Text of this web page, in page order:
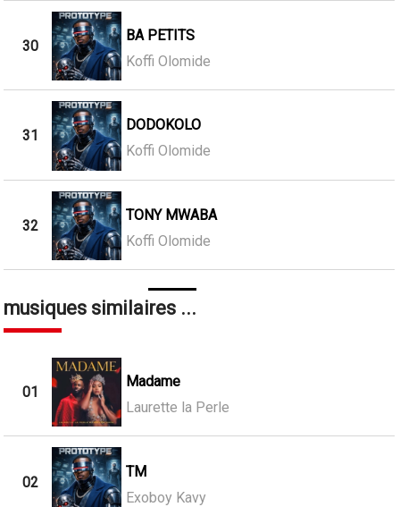
30
BA PETITS
Koffi Olomide
31
DODOKOLO
Koffi Olomide
32
TONY MWABA
Koffi Olomide
musiques similaires ...
01
Madame
Laurette la Perle
02
TM
Exoboy Kavy